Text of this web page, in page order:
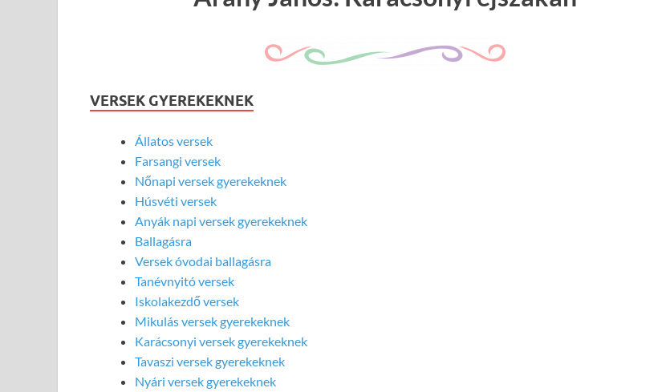
VERSEK GYEREKEKNEK
Állatos versek
Farsangi versek
Nőnapi versek gyerekeknek
Húsvéti versek
Anyák napi versek gyerekeknek
Ballagásra
Versek óvodai ballagásra
Tanévnyitó versek
Iskolakezdő versek
Mikulás versek gyerekeknek
Karácsonyi versek gyerekeknek
Tavaszi versek gyerekeknek
Nyári versek gyerekeknek